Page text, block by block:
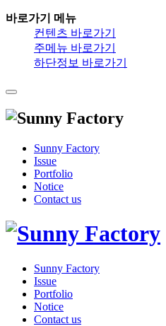
바로가기 메뉴
컨텐츠 바로가기
주메뉴 바로가기
하단정보 바로가기
Sunny Factory
Issue
Portfolio
Notice
Contact us
Sunny Factory
Issue
Portfolio
Notice
Contact us